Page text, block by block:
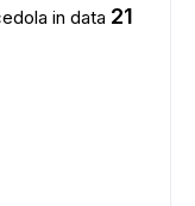
in data 21